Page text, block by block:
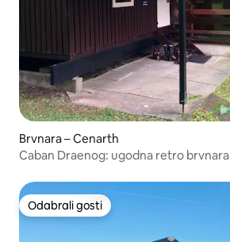
Brvnara – Cenarth
Caban Draenog: ugodna retro brvnara
Odabrali gosti
Odabrali gosti